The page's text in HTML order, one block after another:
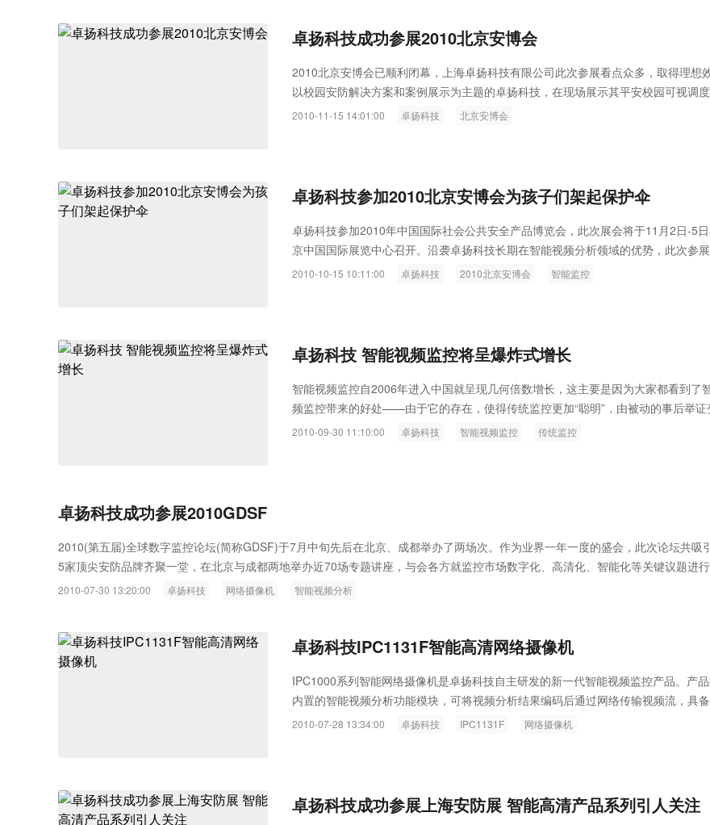
卓扬科技成功参展2010北京安博会
2010北京安博会已顺利闭幕，上海卓扬科技有限公司此次参展看点众多，取得理想效
以校园安防解决方案和案例展示为主题的卓扬科技，在现场展示其平安校园可视调
统，可视化语音对讲设备发出的报警声吸引了来往的观众。
2010-11-15 14:01:00 卓扬科技 北京安博会
卓扬科技参加2010北京安博会为孩子们架起保护伞
卓扬科技参加2010年中国国际社会公共安全产品博览会，此次展会将于11月2日-5
京中国国际展览中心召开。沿袭卓扬科技长期在智能视频分析领域的优势，此次参
样带来了最新的智能监控产品和技术解决方案。
2010-10-15 10:11:00 卓扬科技 2010北京安博会 智能监控
卓扬科技 智能视频监控将呈爆炸式增长
智能视频监控自2006年进入中国就呈现几何倍数增长，这主要是因为大家都看到了
频监控带来的好处——由于它的存在，使得传统监控更加“聪明”，由被动的事后举证
了事前预防、主动报警。
2010-09-30 11:10:00 卓扬科技 智能视频监控 传统监控
卓扬科技成功参展2010GDSF
2010(第五届)全球数字监控论坛(简称GDSF)于7月中旬先后在北京、成都举办了两场次。作为业界一年一度的盛会，此次论坛共吸
5家顶尖安防品牌齐聚一堂，在北京与成都两地举办近70场专题讲座，与会各方就监控市场数字化、高清化、智能化等关键议题进
入有益的探讨...
2010-07-30 13:20:00 卓扬科技 网络摄像机 智能视频分析
卓扬科技IPC1131F智能高清网络摄像机
IPC1000系列智能网络摄像机是卓扬科技自主研发的新一代智能视频监控产品。产
内置的智能视频分析功能模块，可将视频分析结果编码后通过网络传输视频流，具
的环境适应性，可方便的应用于监控系统前端...
2010-07-28 13:34:00 卓扬科技 IPC1131F 网络摄像机
卓扬科技成功参展上海安防展 智能高清产品系列引人关注